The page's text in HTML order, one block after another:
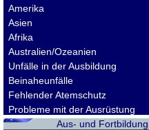
Amerika
Asien
Afrika
Australien/Ozeanien
Unfälle in der Ausbildung
Beinaheunfälle
Fehlender Atemschutz
Probleme mit der Ausrüstung
Aus- und Fortbildung